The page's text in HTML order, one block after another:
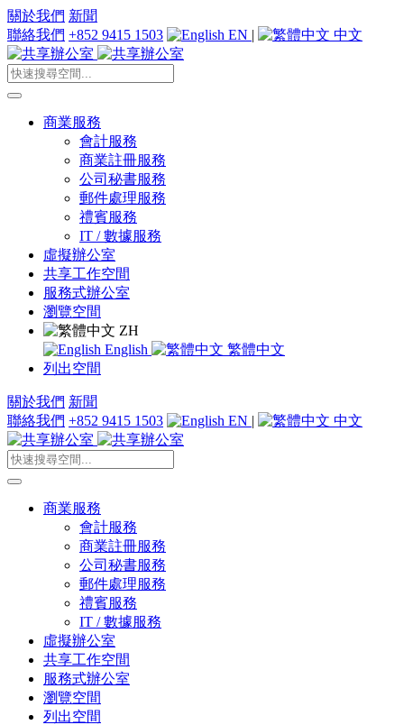
關於我們 新聞
聯絡我們 +852 9415 1503 EN | 中文
商業服務
會計服務
商業註冊服務
公司秘書服務
郵件處理服務
禮賓服務
IT / 數據服務
虛擬辦公室
共享工作空間
服務式辦公室
瀏覽空間
ZH
English
繁體中文
列出空間
關於我們 新聞
聯絡我們 +852 9415 1503 EN | 中文
商業服務
會計服務
商業註冊服務
公司秘書服務
郵件處理服務
禮賓服務
IT / 數據服務
虛擬辦公室
共享工作空間
服務式辦公室
瀏覽空間
列出空間